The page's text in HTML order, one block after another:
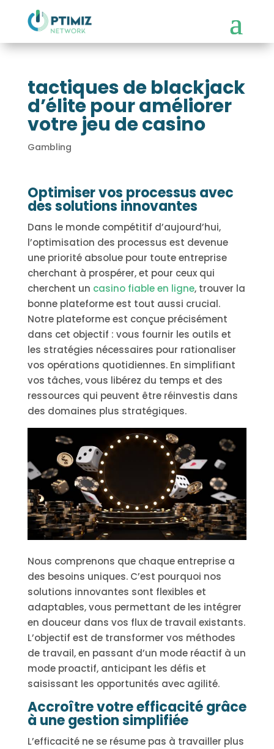
tactiques de blackjack
d’élite pour améliorer
votre jeu de casino
Gambling
Optimiser vos processus avec
des solutions innovantes
Dans le monde compétitif d’aujourd’hui,
l’optimisation des processus est devenue
une priorité absolue pour toute entreprise
cherchant à prospérer, et pour ceux qui
cherchent un casino fiable en ligne, trouver la
bonne plateforme est tout aussi crucial.
Notre plateforme est conçue précisément
dans cet objectif : vous fournir les outils et
les stratégies nécessaires pour rationaliser
vos opérations quotidiennes. En simplifiant
vos tâches, vous libérez du temps et des
ressources qui peuvent être réinvestis dans
des domaines plus stratégiques.
Nous comprenons que chaque entreprise a
des besoins uniques. C’est pourquoi nos
solutions innovantes sont flexibles et
adaptables, vous permettant de les intégrer
en douceur dans vos flux de travail existants.
L’objectif est de transformer vos méthodes
de travail, en passant d’un mode réactif à un
mode proactif, anticipant les défis et
saisissant les opportunités avec agilité.
Accroître votre efficacité grâce
à une gestion simplifiée
L’efficacité ne se résume pas à travailler plus